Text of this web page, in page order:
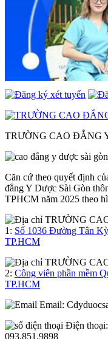
TRƯỜNG CAO ĐẲNG
Căn cứ theo quyết định
đẳng Y Dược Sài Gòn
TPHCM năm 2025 theo
1: Số 1036 Đường Tân
TP.HCM
2: Công viên phần mềm
TP.HCM
Email:
Điện
093.851.9898